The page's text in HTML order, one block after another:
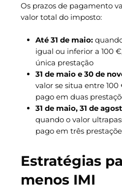
Os prazos de pagamento
valor total do imposto:
Até 31 de maio:
igual ou inferior a 100
única prestação
31 de maio e 30 de
valor se situa entre
pago em duas
31 de maio, 31 de
quando o valor
pago em três
Estratégias
menos IMI